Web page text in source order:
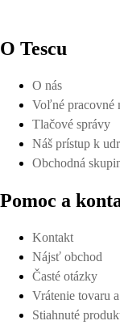
O Tescu
O nás
Voľné pracovné
Tlačové správy
Náš prístup k
Obchodná
Pomoc a
Kontakt
Nájsť obchod
Časté otázky
Vrátenie tovaru
Stiahnuté